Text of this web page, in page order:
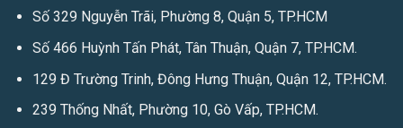
Số 329 Nguyễn Trãi, Phường 8, Quận 5, TP.HCM
Số 466 Huỳnh Tấn Phát, Tân Thuận, Quận 7, TP.HCM.
129 Đ Trường Trinh, Đông Hưng Thuận, Quận 12, TP.HCM.
239 Thống Nhất, Phường 10, Gò Vấp, TP.HCM.